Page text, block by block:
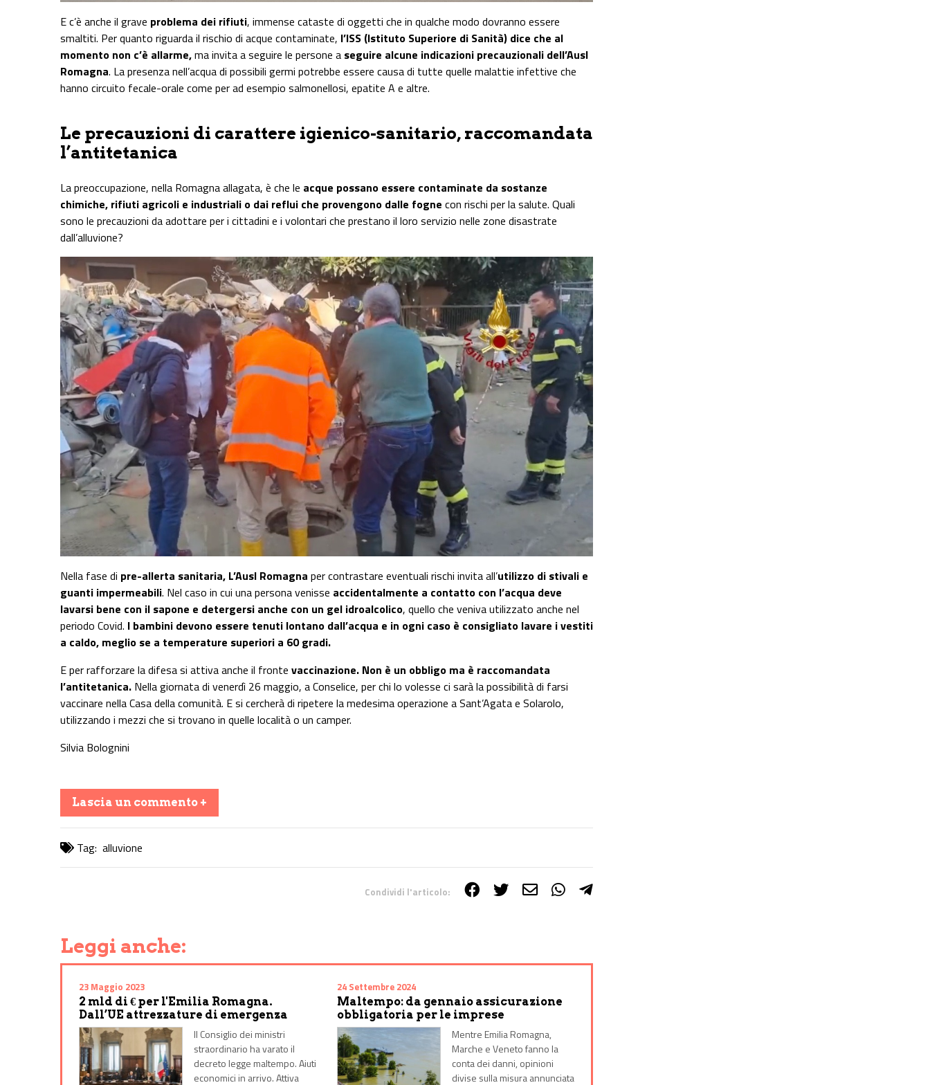
E c’è anche il grave problema dei rifiuti, immense cataste di oggetti che in qualche modo dovranno essere
smaltiti. Per quanto riguarda il rischio di acque contaminate, l’ISS (Istituto Superiore di Sanità) dice che al
momento non c’è allarme,ma invita a seguire le persone a seguire alcune indicazioni precauzionali dell’Ausl
Romagna. La presenza nell’acqua di possibili germi potrebbe essere causa di tutte quelle malattie infettive che
hanno circuito fecale-orale come per ad esempio salmonellosi, epatite A e altre.
Le precauzioni di carattere igienico-sanitario, raccomandata
l’antitetanica
La preoccupazione, nella Romagna allagata, è che le acque possano essere contaminate da sostanze
chimiche, rifiuti agricoli e industriali o dai reflui che provengono dalle fogne con rischi per la salute. Quali
sono le precauzioni da adottare per i cittadini e i volontari che prestano il loro servizio nelle zone disastrate
dall’alluvione?
Nella fase di pre-allerta sanitaria, L’Ausl Romagna per contrastare eventuali rischi invita all’utilizzo di stivali e
guanti impermeabili. Nel caso in cui una persona venisse accidentalmente a contatto con l’acqua deve
lavarsi bene con il sapone e detergersi anche con un gel idroalcolico, quello che veniva utilizzato anche nel
periodo Covid. I bambini devono essere tenuti lontano dall’acqua e in ogni caso è consigliato lavare i vestiti
a caldo, meglio se a temperature superiori a 60 gradi.
E per rafforzare la difesa si attiva anche il fronte vaccinazione. Non è un obbligo ma è raccomandata
l’antitetanica. Nella giornata di venerdì 26 maggio, a Conselice, per chi lo volesse ci sarà la possibilità di farsi
vaccinare nella Casa della comunità. E si cercherà di ripetere la medesima operazione a Sant’Agata e Solarolo,
utilizzando i mezzi che si trovano in quelle località o un camper.
Silvia Bolognini
Lascia un commento +
Tag: alluvione
Condividi l'articolo:
Leggi anche:
23 Maggio 2023
2 mld di € per l'Emilia Romagna.
Dall’UE attrezzature di emergenza
Il Consiglio dei ministri
straordinario ha varato il
decreto legge maltempo. Aiuti
economici in arrivo. Attiva
24 Settembre 2024
Maltempo: da gennaio assicurazione
obbligatoria per le imprese
Mentre Emilia Romagna,
Marche e Veneto fanno la
conta dei danni, opinioni
divise sulla misura annunciata